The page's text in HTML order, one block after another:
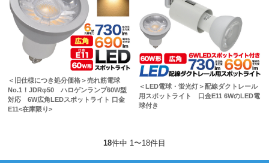
＜旧仕様につき処分価格＞売れ筋電球
No.1！JDRφ50 ハロゲンランプ60W型
対応 6W広角LEDスポットライト 口金
E11<在庫限り>
＜LED電球・蛍光灯＞配線ダクトレール
用スポットライト 口金E11 6WのLED電
球付き
18件中 1〜18件目